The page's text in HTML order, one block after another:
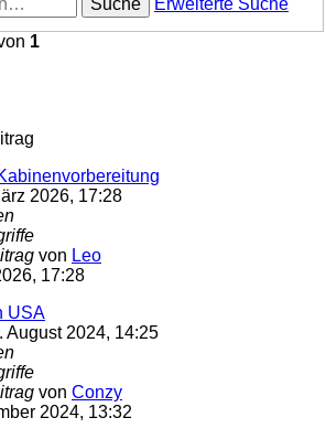
Suche
Erweiterte Suche
1
2026, 17:28
von Leo
17:28
USA
August 2024, 14:25
von Conzy
2024, 13:32